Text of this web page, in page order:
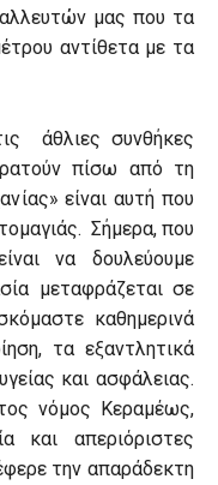
μας που τα
αντίθετα με τα
άθλιες συνθήκες
πίσω από τη
είναι αυτή που
Σήμερα, που
να δουλεύουμε
μεταφράζεται σε
καθημερινά
τα εξαντλητικά
και ασφάλειας.
νόμος Κεραμέως,
και απεριόριστες
την απαράδεκτη